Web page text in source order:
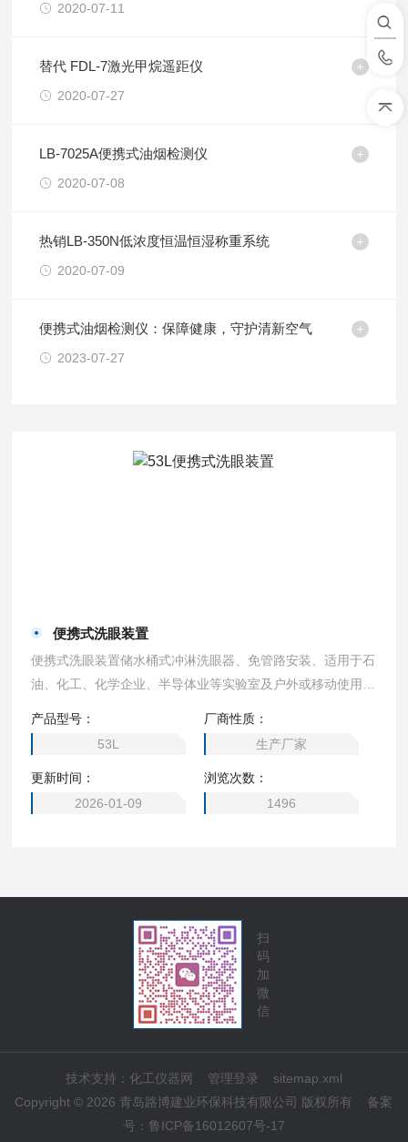
2020-07-11
替代 FDL-7激光甲烷遥距仪
2020-07-27
LB-7025A便携式油烟检测仪
2020-07-08
热销LB-350N低浓度恒温恒湿称重系统
2020-07-09
便携式油烟检测仪：保障健康，守护清新空气
2023-07-27
便携式洗眼装置
便携式洗眼装置储水桶式冲淋洗眼器、免管路安装、适用于石
油、化工、化学企业、半导体业等实验室及户外或移动使用，
5分钟，聚工烯桶手柄，使用方便、快速、可靠。另可增加移
动小车及废液收集筒，便于移动使用及环境卫生处理。
产品型号：
53L
厂商性质：
生产厂家
更新时间：
2026-01-09
浏览次数：
1496
扫
码
加
微
信
技术支持： 化工仪器网 管理登录
sitemap.xml
Copyright © 2026 青岛路博建业环保科技有限公司 版权所有 备案
号： 鲁ICP备16012607号-17